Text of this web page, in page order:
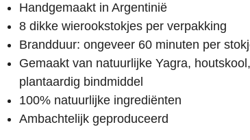
Handgemaakt in Argentinië
8 dikke wierookstokjes per verpakking
Brandduur: ongeveer 60 minuten per
Gemaakt van natuurlijke Yagra,
plantaardig bindmiddel
100% natuurlijke ingrediënten
Ambachtelijk geproduceerd